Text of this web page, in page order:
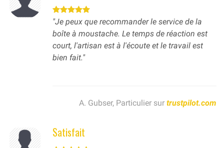
"Je peux que recommander le service de la
boîte à moustache. Le temps de réaction est
court, l'artisan est à l'écoute et le travail est
bien fait."
A. Gubser, Particulier sur trustpilot.com
Satisfait